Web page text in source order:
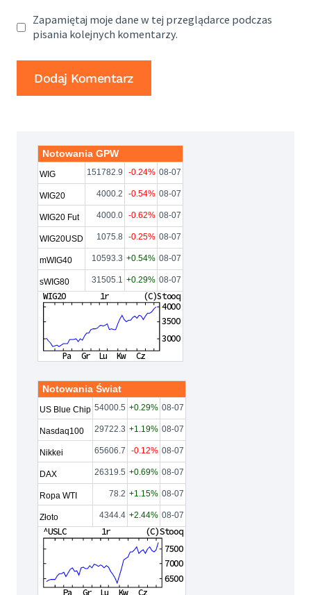
Zapamiętaj moje dane w tej przeglądarce podczas
pisania kolejnych komentarzy.
Notowania GPW
WIG 151782.9 -0.24% 08-07
WIG20 4000.2 -0.54% 08-07
WIG20 Fut 4000.0 -0.62% 08-07
WIG20USD 1075.8 -0.25% 08-07
mWIG40 10593.3 +0.54% 08-07
sWIG80 31505.1 +0.29% 08-07
Notowania Świat
US Blue Chip 54000.5 +0.29% 08-07
Nasdaq100 29722.3 +1.19% 08-07
Nikkei 65606.7 -0.12% 08-07
DAX 26319.5 +0.69% 08-07
Ropa WTI 78.2 +1.15% 08-07
Złoto 4344.4 +2.44% 08-07